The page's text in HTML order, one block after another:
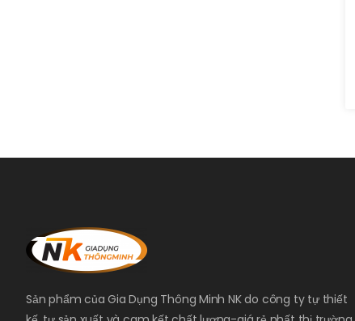
Sản phẩm của Gia Dụng Thông Minh NK do công ty tự thiết